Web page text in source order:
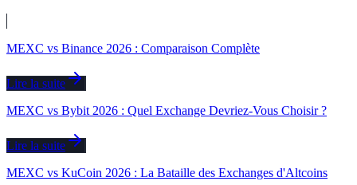
MEXC vs Binance 2026 : Comparaison Complète
Lire la suite
MEXC vs Bybit 2026 : Quel Exchange Devriez-Vous Choisir ?
Lire la suite
MEXC vs KuCoin 2026 : La Bataille des Exchanges d'Altcoins